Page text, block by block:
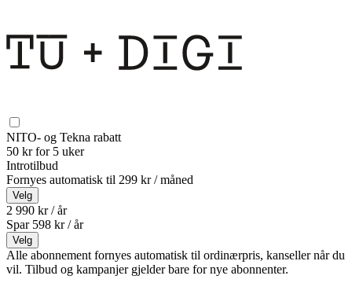
NITO- og Tekna rabatt
50 kr for 5 uker
Introtilbud
Fornyes automatisk til 299 kr / måned
Velg
2 990 kr / år
Spar 598 kr /år
Velg
Alle abonnement fornyes automatisk til ordinærpris, kanseller når du
vil. Tilbud og kampanjer gjelder bare for nye abonnenter.